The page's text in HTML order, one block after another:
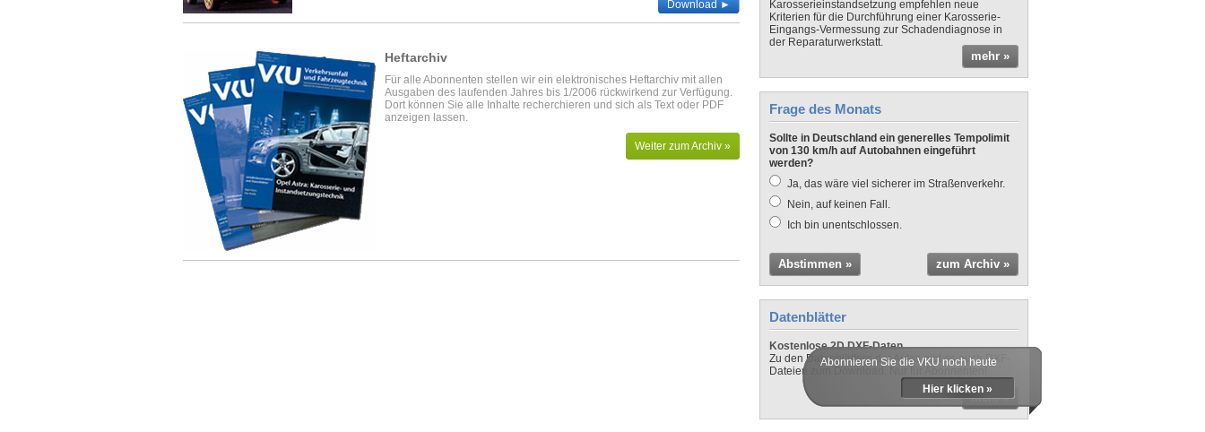
Download ►
Heftarchiv
Für alle Abonnenten stellen wir ein elektronisches Heftarchiv mit allen
Ausgaben des laufenden Jahres bis 1/2006 rückwirkend zur Verfügung.
Dort können Sie alle Inhalte recherchieren und sich als Text oder PDF
anzeigen lassen.
Weiter zum Archiv »
Karosserieinstandsetzung empfehlen neue
Kriterien für die Durchführung einer Karosserie-
Eingangs-Vermessung zur Schadendiagnose in
der Reparaturwerkstatt.
mehr »
Frage des Monats
Sollte in Deutschland ein generelles Tempolimit
von 130 km/h auf Autobahnen eingeführt
werden?
Ja, das wäre viel sicherer im Straßenverkehr.
Nein, auf keinen Fall.
Ich bin unentschlossen.
Abstimmen » zum Archiv »
Datenblätter
Kostenlose 2D DXF-Daten
Zu den Datenblättern der Autos gibt es auch DXF-
Dateien zum Download. Nur für Abonnenten!
mehr »
Abonnieren Sie die VKU noch heute
Hier klicken »